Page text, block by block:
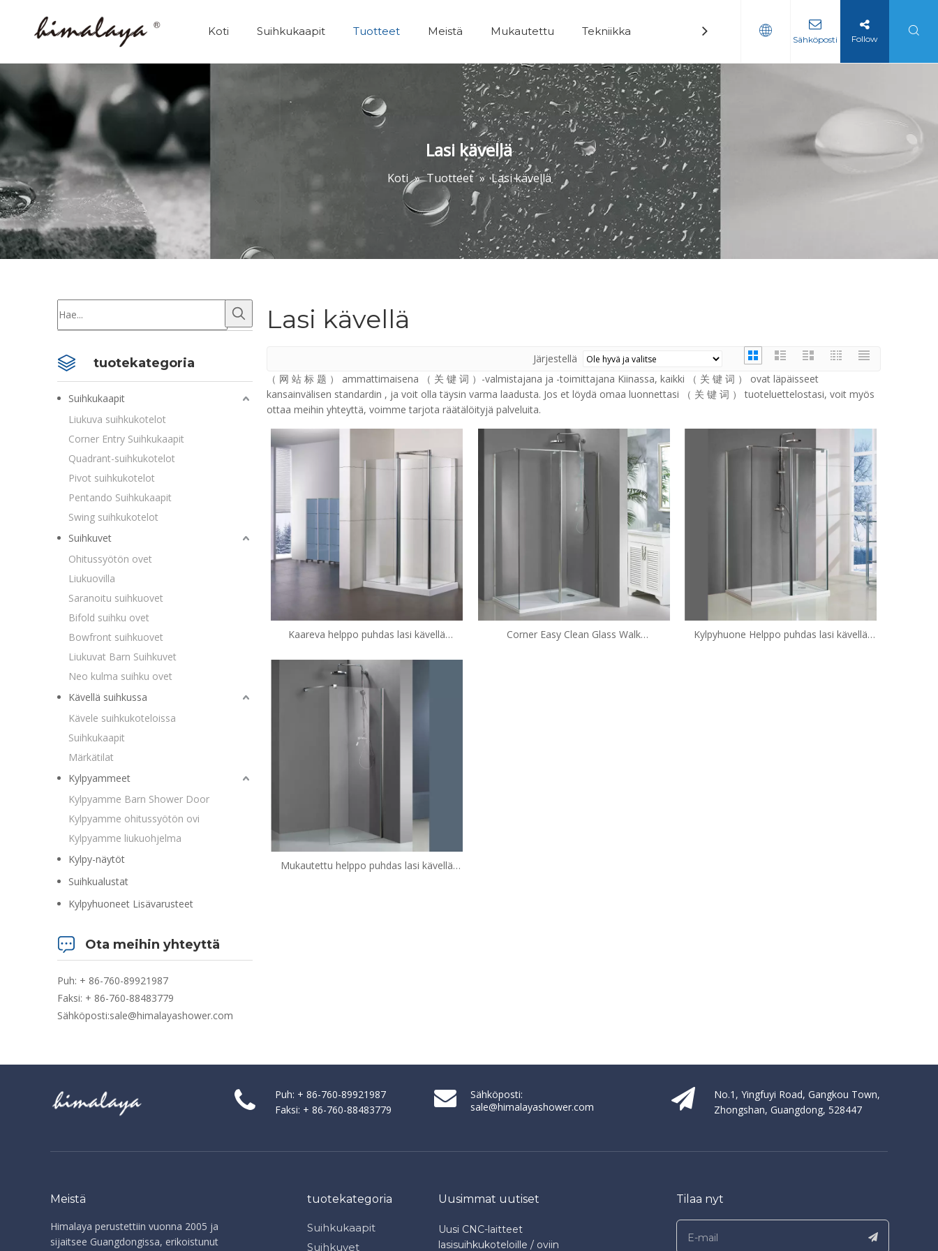
Koti Suihkukaapit Tuotteet Meistä Mukautettu Tekniikka Ottaa yhteyttä
Sähköposti Follow
Lasi kävellä
Koti » Tuotteet » Lasi kävellä
tuotekategoria
Suihkukaapit
Liukuva suihkukotelot
Corner Entry Suihkukaapit
Quadrant-suihkukotelot
Pivot suihkukotelot
Pentando Suihkukaapit
Swing suihkukotelot
Suihkuvet
Ohitussyötön ovet
Liukuovilla
Saranoitu suihkuovet
Bifold suihku ovet
Bowfront suihkuovet
Liukuvat Barn Suihkuvet
Neo kulma suihku ovet
Kävellä suihkussa
Kävele suihkukoteloissa
Suihkukaapit
Märkätilat
Kylpyammeet
Kylpyamme Barn Shower Door
Kylpyamme ohitussyötön ovi
Kylpyamme liukuohjelma
Kylpy-näytöt
Suihkualustat
Kylpyhuoneet Lisävarusteet
Ota meihin yhteyttä
Puh: + 86-760-89921987
Faksi: + 86-760-88483779
Sähköposti:sale@himalayashower.com
Lasi kävellä
Järjestellä
（ 网 站 标 题 ） ammattimaisena （ 关 键 词 ）-valmistajana ja -toimittajana Kiinassa, kaikki （ 关 键 词 ） ovat läpäisseet
kansainvälisen standardin , ja voit olla täysin varma laadusta. Jos et löydä omaa luonnettasi （ 关 键 词 ） tuoteluettelostasi, voit myös
ottaa meihin yhteyttä, voimme tarjota räätälöityjä palveluita.
Kaareva helppo puhdas lasi kävellä
LWSP080)
Corner Easy Clean Glass Walk
Kylpyhuone Helppo puhdas lasi kävellä
Mukautettu helppo puhdas lasi kävellä
Puh: + 86-760-89921987
Faksi: + 86-760-88483779
Sähköposti:
sale@himalayashower.com
No.1, Yingfuyi Road, Gangkou Town,
Zhongshan, Guangdong, 528447
Meistä
Himalaya perustettiin vuonna 2005 ja
sijaitsee Guangdongissa, erikoistunut
tuotekategoria
Suihkukaapit
Suihkuvet
Uusimmat uutiset
Uusi CNC-laitteet
lasisuihkukoteloille / oviin
Tilaa nyt